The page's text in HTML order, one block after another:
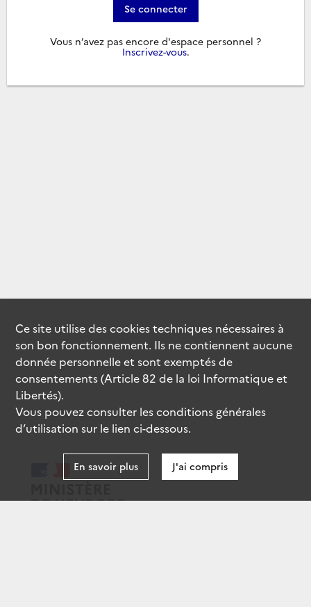
Se connecter
Vous n’avez pas encore d'espace personnel ?
Inscrivez-vous.
Ce site utilise descookiestechniques nécessaires à
son bon fonctionnement. Ils ne contiennent aucune
donnée personnelle et sont exemptés de
consentements (Article 82 de la loi Informatique et
Libertés).
Vous pouvez consulter les conditions générales
d’utilisation sur le lien ci-dessous.
En savoir plus J'ai compris